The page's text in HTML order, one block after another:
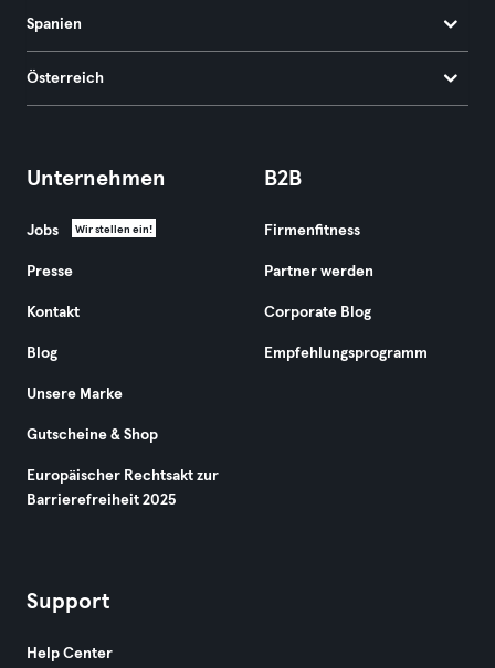
Spanien
Österreich
Unternehmen
Jobs Wir stellen ein!
Presse
Kontakt
Blog
Unsere Marke
Gutscheine & Shop
Europäischer Rechtsakt zur
Barrierefreiheit 2025
B2B
Firmenfitness
Partner werden
Corporate Blog
Empfehlungsprogramm
Support
Help Center